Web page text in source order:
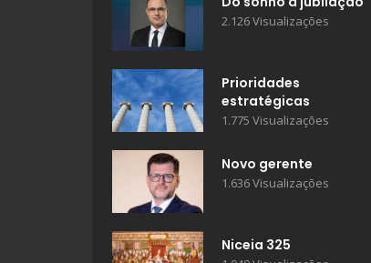
2.126 Visualizações
Prioridades
estratégicas
1.775 Visualizações
Novo gerente
1.636 Visualizações
Niceia 325